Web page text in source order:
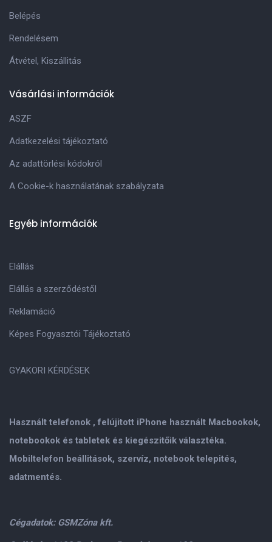
Használt telefonok , felújitott iPhone használt Macbookok,
notebookok és tabletek és kiegészitőik választéka.
Mobiltelefon beállitások, szervíz, notebook telepités,
adatmentés.
Cégadatok: GSMZóna kft.
Belépés
Rendelésem
Átvétel, Kiszállitás
Vásárlási információk
ASZF
Adatkezelési tájékoztató
Az adattörlési kódokról
A Cookie-k használatának szabályzata
Egyéb információk
Elállás
Elállás a szerződéstől
Reklamáció
Képes Fogyasztói Tájékoztató
GYAKORI KÉRDÉSEK